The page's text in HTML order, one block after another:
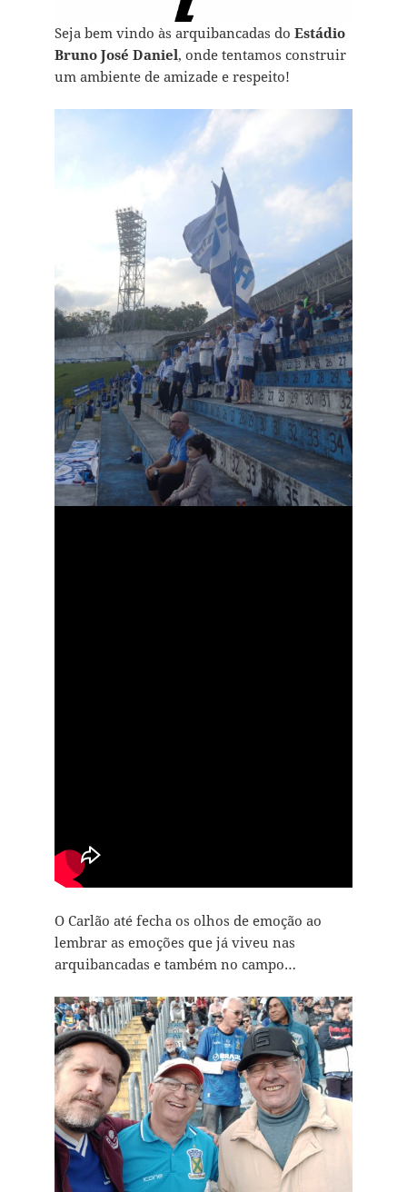
Seja bem vindo às arquibancadas do Estádio
Bruno José Daniel, onde tentamos construir
um ambiente de amizade e respeito!
O Carlão até fecha os olhos de emoção ao
lembrar as emoções que já viveu nas
arquibancadas e também no campo…